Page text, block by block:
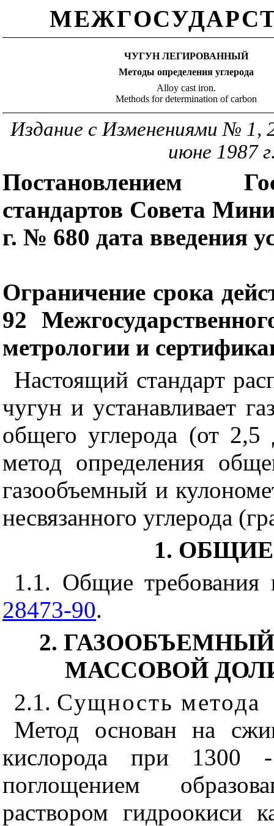
ЧУГУН ЛЕГИРОВАННЫЙ
Методы определения углерода
Alloy cast iron.
Methods for determination of carbon
Издание с Изменениями № 1,
июне 1987
Постановлением
стандартов Совета
г. № 680 дата введения
Ограничение срока
92
метрологии и
Настоящий стандарт
чугун и устанавливает
общего углерода (от
метод определения
газообъемный и
несвязанного углерода
1.
1.1. Общие
28473-90.
2.
МАССОВОЙ
2.1. Сущность метода
Метод основан на
кислорода при
поглощением
раствором гидроокиси